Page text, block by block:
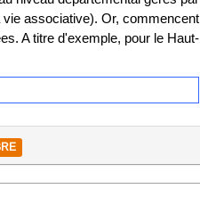
associative). Or, commencent
A titre d'exemple, pour le Haut-